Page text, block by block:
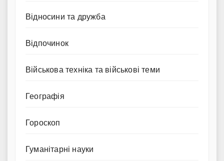
Відносини та дружба
Відпочинок
Військова техніка та військові теми
Географія
Гороскоп
Гуманітарні науки